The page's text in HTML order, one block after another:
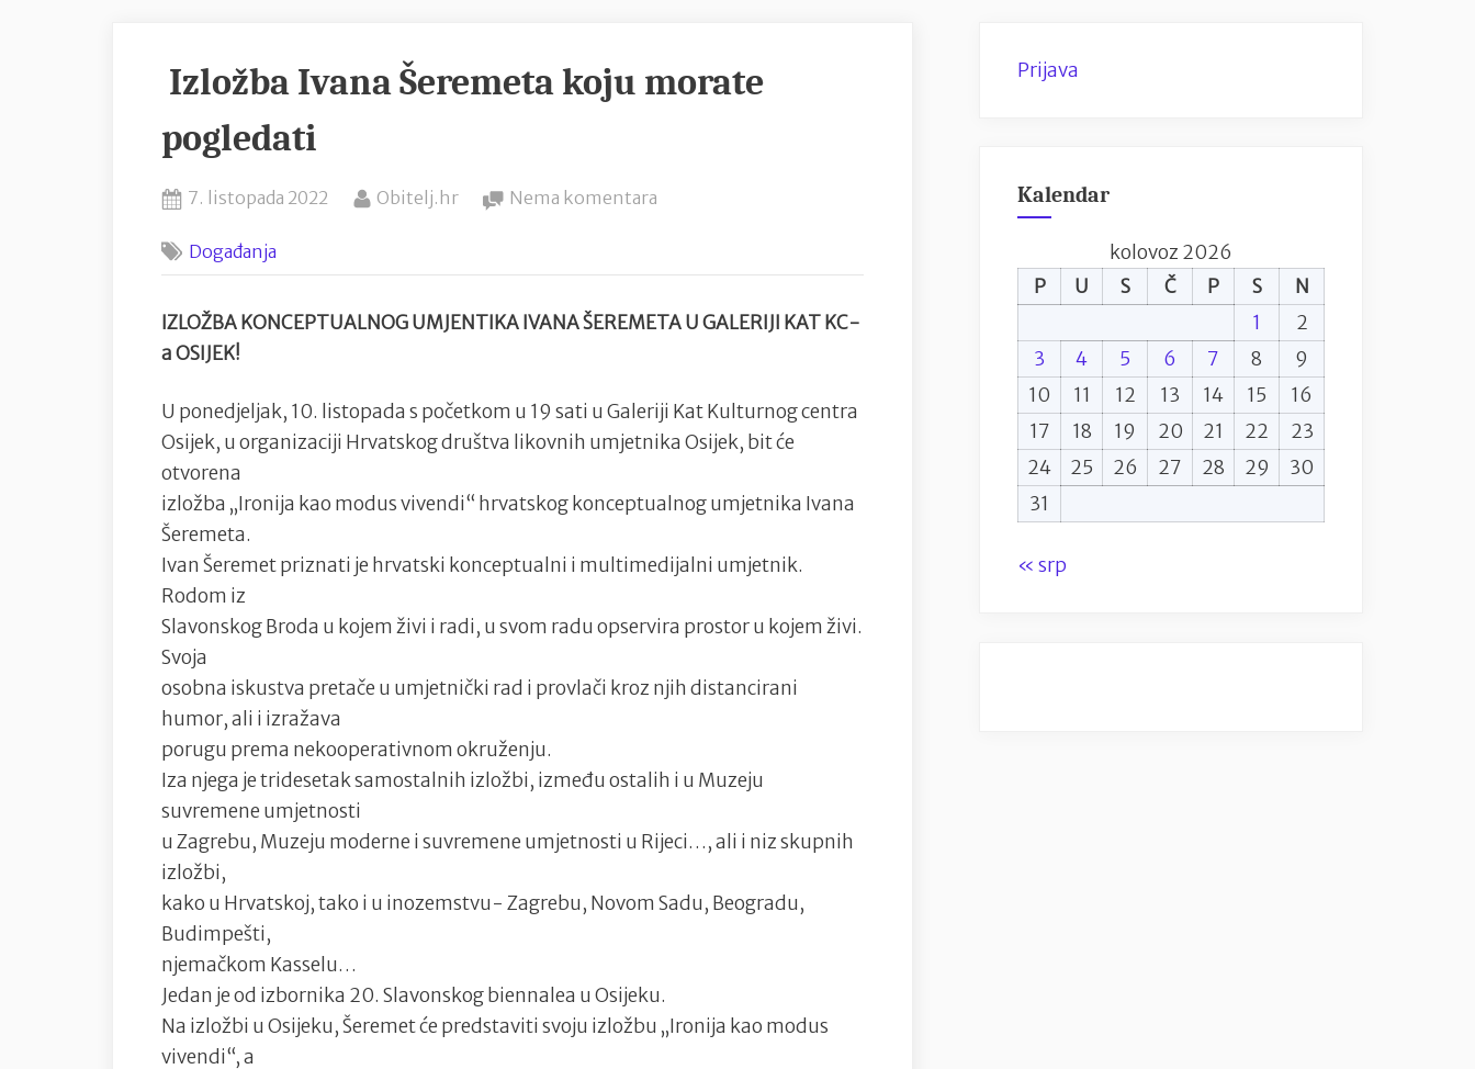
Izložba Ivana Šeremeta koju morate
pogledati
Posted
7. listopada 2022 By
Obitelj.hr Nema komentara
koju
Događanja
IZLOŽBA KONCEPTUALNOG UMJENTIKA IVANA ŠEREMETA U GALERIJI KAT KC-
a OSIJEK!
U ponedjeljak, 10. listopada s početkom u 19 sati u Galeriji Kat Kulturnog centra
Osijek, u organizaciji Hrvatskog društva likovnih umjetnika Osijek, bit će
otvorena
izložba „Ironija kao modus vivendi“ hrvatskog konceptualnog umjetnika Ivana
Šeremeta.
Ivan Šeremet priznati je hrvatski konceptualni i multimedijalni umjetnik.
Rodom iz
Slavonskog Broda u kojem živi i radi, u svom radu opservira prostor u kojem živi.
Svoja
osobna iskustva pretače u umjetnički rad i provlači kroz njih distancirani
humor, ali i izražava
porugu prema nekooperativnom okruženju.
Iza njega je tridesetak samostalnih izložbi, između ostalih i u Muzeju
suvremene umjetnosti
u Zagrebu, Muzeju moderne i suvremene umjetnosti u Rijeci…, ali i niz skupnih
izložbi,
kako u Hrvatskoj, tako i u inozemstvu- Zagrebu, Novom Sadu, Beogradu,
Budimpešti,
njemačkom Kasselu…
Jedan je od izbornika 20. Slavonskog biennalea u Osijeku.
Na izložbi u Osijeku, Šeremet će predstaviti svoju izložbu „Ironija kao modus
vivendi“, a
Prijava
Kalendar
kolovoz 2026
P
U S Č P S
N
1
2
3
4 5 6 7 8
9
10
11 12 13 14 15
16
17
18 19 20 21 22
23
24
25 26 27 28 29
30
31
« srp